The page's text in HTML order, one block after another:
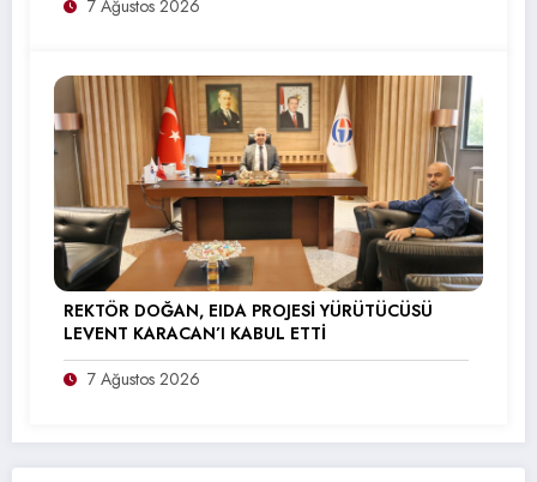
7 Ağustos 2026
REKTÖR DOĞAN, EIDA PROJESİ YÜRÜTÜCÜSÜ
LEVENT KARACAN’I KABUL ETTİ
7 Ağustos 2026